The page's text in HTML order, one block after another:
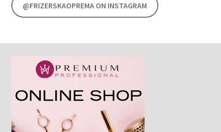
@FRIZERSKAOPREMA ON INSTAGRAM